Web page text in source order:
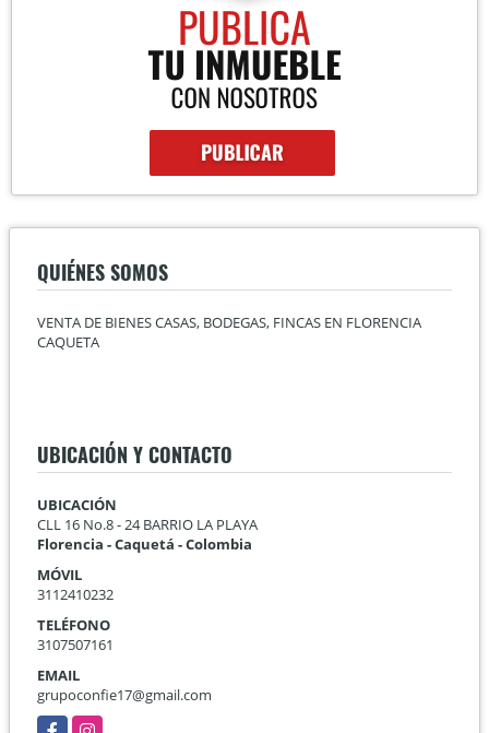
QUIÉNES SOMOS
VENTA DE BIENES CASAS, BODEGAS, FINCAS EN FLORENCIA
CAQUETA
UBICACIÓN Y CONTACTO
UBICACIÓN
CLL 16 No.8 - 24 BARRIO LA PLAYA
Florencia - Caquetá - Colombia
MÓVIL
3112410232
TELÉFONO
3107507161
EMAIL
grupoconfie17@gmail.com
FacebookInstagram